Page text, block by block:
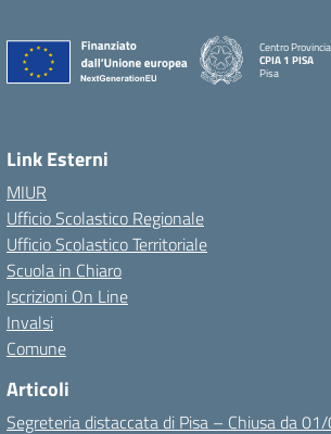
Centro
CPIA 1 PISA
Pisa
Link Esterni
MIUR
Ufficio Scolastico Regionale
Ufficio Scolastico Territoriale
Scuola in Chiaro
Iscrizioni On Line
Invalsi
Comune
Articoli
Segreteria distaccata di Pisa – Chiusa da